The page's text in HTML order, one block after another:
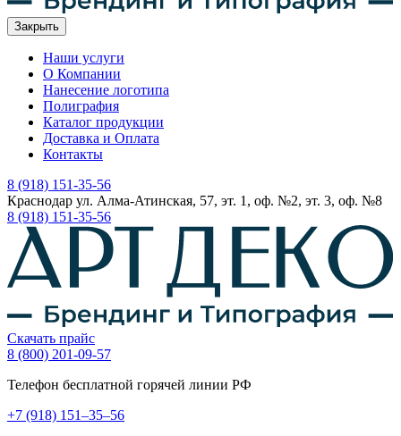
Закрыть
Наши услуги
О Компании
Нанесение логотипа
Полиграфия
Каталог продукции
Доставка и Оплата
Контакты
8 (918) 151-35-56
Краснодар ул. Алма-Атинская, 57, эт. 1, оф. №2, эт. 3, оф. №8
8 (918) 151-35-56
Скачать прайс
8 (800) 201-09-57
Телефон бесплатной горячей линии РФ
+7 (918) 151–35–56